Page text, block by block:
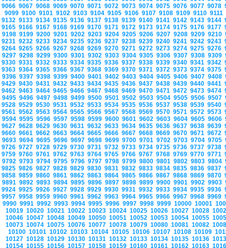
9066 9067 9068 9069 9070 9071 9072 9073 9074 9075 9076 9077 9078
9099 9100 9101 9102 9103 9104 9105 9106 9107 9108 9109 9110 9111
9132 9133 9134 9135 9136 9137 9138 9139 9140 9141 9142 9143 9144
9165 9166 9167 9168 9169 9170 9171 9172 9173 9174 9175 9176 9177
9198 9199 9200 9201 9202 9203 9204 9205 9206 9207 9208 9209 9210
9231 9232 9233 9234 9235 9236 9237 9238 9239 9240 9241 9242 9243
9264 9265 9266 9267 9268 9269 9270 9271 9272 9273 9274 9275 9276
9297 9298 9299 9300 9301 9302 9303 9304 9305 9306 9307 9308 9309
9330 9331 9332 9333 9334 9335 9336 9337 9338 9339 9340 9341 9342
9363 9364 9365 9366 9367 9368 9369 9370 9371 9372 9373 9374 9375
9396 9397 9398 9399 9400 9401 9402 9403 9404 9405 9406 9407 9408
9429 9430 9431 9432 9433 9434 9435 9436 9437 9438 9439 9440 9441
9462 9463 9464 9465 9466 9467 9468 9469 9470 9471 9472 9473 9474
9495 9496 9497 9498 9499 9500 9501 9502 9503 9504 9505 9506 9507
9528 9529 9530 9531 9532 9533 9534 9535 9536 9537 9538 9539 9540
9561 9562 9563 9564 9565 9566 9567 9568 9569 9570 9571 9572 9573
9594 9595 9596 9597 9598 9599 9600 9601 9602 9603 9604 9605 9606
9627 9628 9629 9630 9631 9632 9633 9634 9635 9636 9637 9638 9639
9660 9661 9662 9663 9664 9665 9666 9667 9668 9669 9670 9671 9672
9693 9694 9695 9696 9697 9698 9699 9700 9701 9702 9703 9704 9705
9726 9727 9728 9729 9730 9731 9732 9733 9734 9735 9736 9737 9738
9759 9760 9761 9762 9763 9764 9765 9766 9767 9768 9769 9770 9771
9792 9793 9794 9795 9796 9797 9798 9799 9800 9801 9802 9803 9804
9825 9826 9827 9828 9829 9830 9831 9832 9833 9834 9835 9836 9837
9858 9859 9860 9861 9862 9863 9864 9865 9866 9867 9868 9869 9870
9891 9892 9893 9894 9895 9896 9897 9898 9899 9900 9901 9902 9903
9924 9925 9926 9927 9928 9929 9930 9931 9932 9933 9934 9935 9936
9957 9958 9959 9960 9961 9962 9963 9964 9965 9966 9967 9968 9969
9990 9991 9992 9993 9994 9995 9996 9997 9998 9999 10000 10001
10019 10020 10021 10022 10023 10024 10025 10026 10027 10028
10046 10047 10048 10049 10050 10051 10052 10053 10054 10055
10073 10074 10075 10076 10077 10078 10079 10080 10081 10082
10100 10101 10102 10103 10104 10105 10106 10107 10108 10109
10127 10128 10129 10130 10131 10132 10133 10134 10135 10136
10154 10155 10156 10157 10158 10159 10160 10161 10162 10163